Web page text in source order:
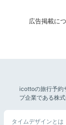
広告掲載に
icottoの旅行予約
プ企業である株
タイムデザインとは